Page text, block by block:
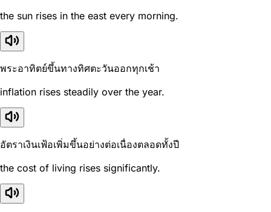
the sun rises in the east every morning.
พระอาทิตย์ขึ้นทางทิศตะวันออกทุกเช้า
inflation rises steadily over the year.
อัตราเงินเฟ้อเพิ่มขึ้นอย่างต่อเนื่องตลอดทั้งปี
the cost of living rises significantly.